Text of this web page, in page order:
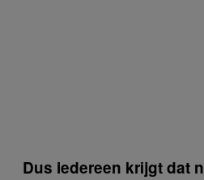
Dus iedereen krijgt dat